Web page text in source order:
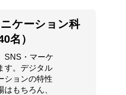
ケーション科
名）
SNS・マーケ
す。デジタル
ションの特性
もちろん、